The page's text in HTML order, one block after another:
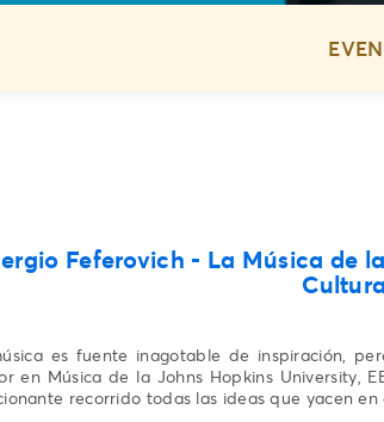
Feferovich - La Música de
es fuente inagotable de inspiración,
en Música de la Johns Hopkins University,
recorrido todas las ideas que yacen en